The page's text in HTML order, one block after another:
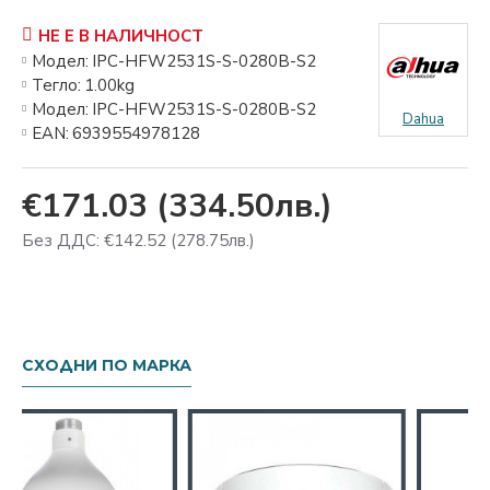
€171.03 (334.50лв.)
Без ДДС: €142.52 (278.75лв.)
НЕ Е В НАЛИЧНОСТ
Модел: IPC-HFW2531S-S-0280B-S2
Тегло: 1.00kg
Модел: IPC-HFW2531S-S-0280B-S2
EAN: 6939554978128
Dahua
СХОДНИ ПО МАРКА